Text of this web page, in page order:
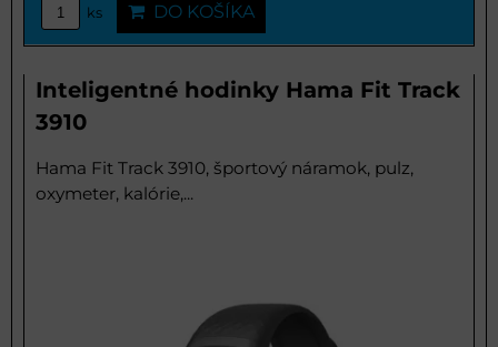
ks DO KOŠÍKA
Inteligentné hodinky Hama Fit Track
3910
Hama Fit Track 3910, športový náramok, pulz,
oxymeter, kalórie,...